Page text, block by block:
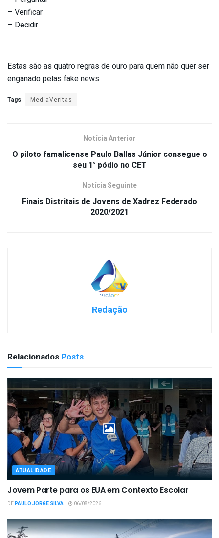
– Verificar
– Decidir
Estas são as quatro regras de ouro para quem não quer ser
enganado pelas fake news.
Tags: MediaVeritas
Notícia Anterior
O piloto famalicense Paulo Ballas Júnior consegue o
seu 1° pódio no CET
Notícia Seguinte
Finais Distritais de Jovens de Xadrez Federado
2020/2021
Redação
Relacionados Posts
ATUALIDADE
Jovem Parte para os EUA em Contexto Escolar
DEPAULO JORGE SILVA 06/08/2026